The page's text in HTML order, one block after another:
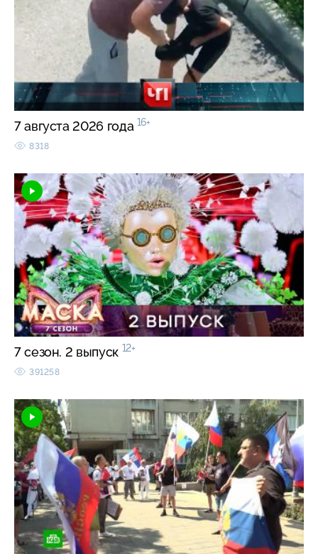
7 августа 2026 года 16+
8318
7 сезон. 2 выпуск 12+
391258